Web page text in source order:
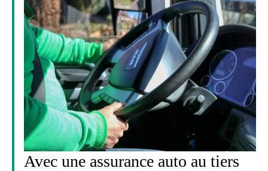
Avec une assurance auto au tiers